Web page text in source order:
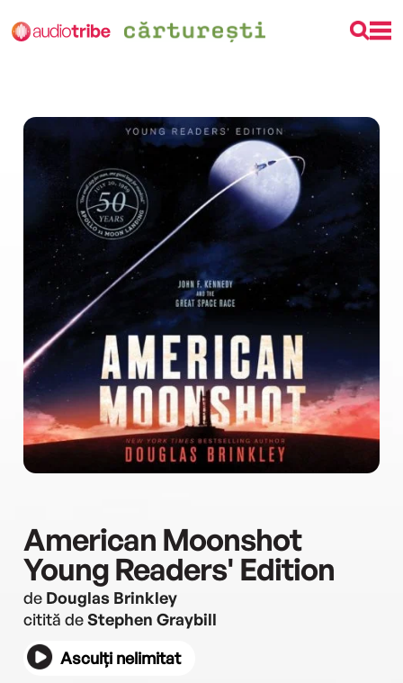
American Moonshot
Young Readers' Edition
de Douglas Brinkley
citită deStephen Graybill
Asculți nelimitat